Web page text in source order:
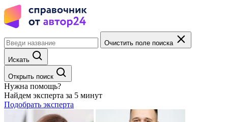
Очистить поле поиска
Искать
Открыть поиск
Нужна помощь?
Найдем эксперта за 5 минут
Подобрать эксперта